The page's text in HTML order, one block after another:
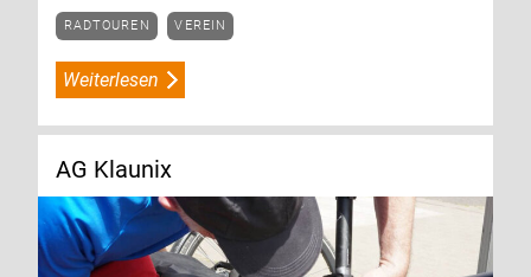
Weiterlesen
RADTOUREN VEREIN
AG Klaunix